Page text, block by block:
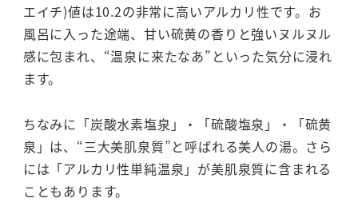
エイチ)値は10.2の非常に高いアルカリ性です。お
風呂に入った途端、甘い硫黄の香りと強いヌルヌル
感に包まれ、“温泉に来たなあ”といった気分に浸れ
ます。
ちなみに「炭酸水素塩泉」・「硫酸塩泉」・「硫黄
泉」は、“三大美肌泉質”と呼ばれる美人の湯。さら
には「アルカリ性単純温泉」が美肌泉質に含まれる
こともあります。